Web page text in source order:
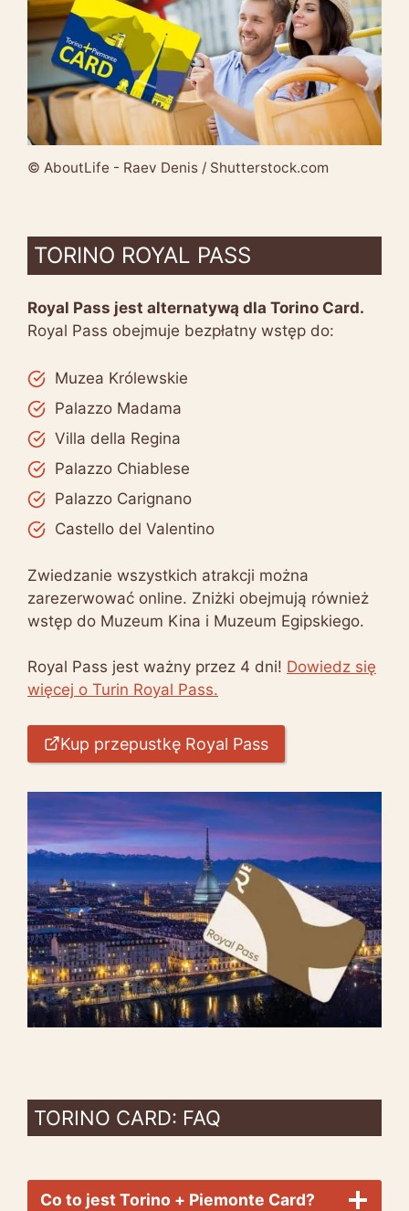
© AboutLife - Raev Denis / Shutterstock.com
TORINO ROYAL PASS
Royal Pass jest alternatywą dla Torino Card.
Royal Pass obejmuje bezpłatny wstęp do:
Muzea Królewskie
Palazzo Madama
Villa della Regina
Palazzo Chiablese
Palazzo Carignano
Castello del Valentino
Zwiedzanie wszystkich atrakcji można
zarezerwować online. Zniżki obejmują również
wstęp do Muzeum Kina i Muzeum Egipskiego.
Royal Pass jest ważny przez 4 dni! Dowiedz się
więcej o Turin Royal Pass.
Kup przepustkę Royal Pass
TORINO CARD: FAQ
Co to jest Torino + Piemonte Card?